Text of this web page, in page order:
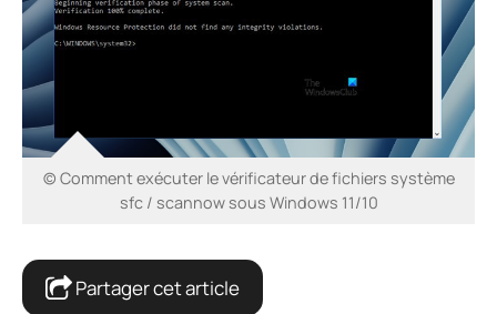
© Comment exécuter le vérificateur de fichiers système
sfc / scannow sous Windows 11/10
Partager cet article